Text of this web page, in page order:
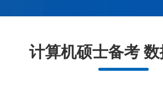
计算机硕士备考